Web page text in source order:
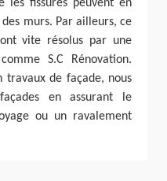
les fissures peuvent en
murs. Par ailleurs, ce
vite résolus par une
S.C Rénovation.
travaux de façade, nous
en assurant le
ou un ravalement